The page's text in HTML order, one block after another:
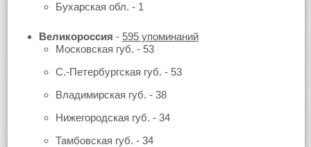
Бухарская обл. - 1
Великороссия - 595 упоминаний
Московская губ. - 53
С.-Петербургская губ. - 53
Владимирская губ. - 38
Нижегородская губ. - 34
Тамбовская губ. - 34